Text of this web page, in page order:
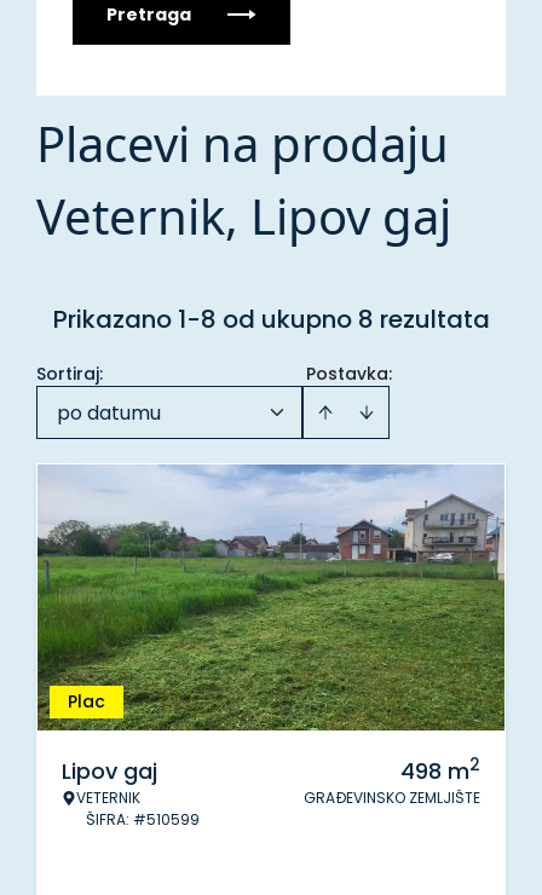
Pretraga
Placevi na prodaju
Veternik, Lipov gaj
Prikazano 1-8 od ukupno 8 rezultata
Postavka:
Sortiraj:
po datumu
Plac
Lipov gaj
VETERNIK
ŠIFRA: #510599
498 m2
GRAĐEVINSKO ZEMLJIŠTE